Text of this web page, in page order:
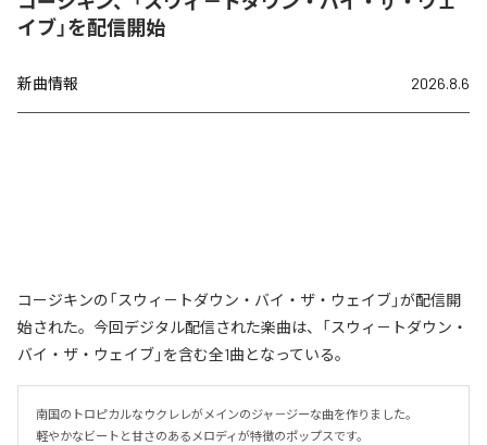
イブ」を配信開始
新曲情報 2026.8.6
コージキンの「スウィ－トダウン・バイ・ザ・ウェイブ」が配信開
始された。今回デジタル配信された楽曲は、「スウィ－トダウン・
バイ・ザ・ウェイブ」を含む全1曲となっている。
南国のトロピカルなウクレレがメインのジャ－ジーな曲を作りました。
軽やかなビートと甘さのあるメロディが特徴のポップスです。